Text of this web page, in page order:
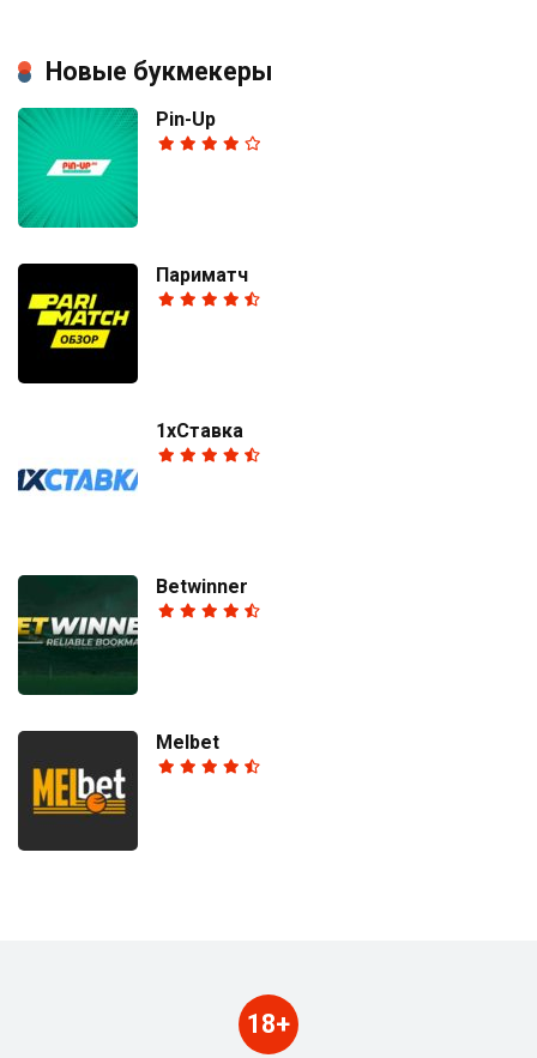
Новые букмекеры
Pin-Up
Париматч
1хСтавка
Betwinner
Melbet
18+